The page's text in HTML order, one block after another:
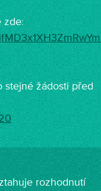
zde:
stejné žádosti před
rozhodnutí